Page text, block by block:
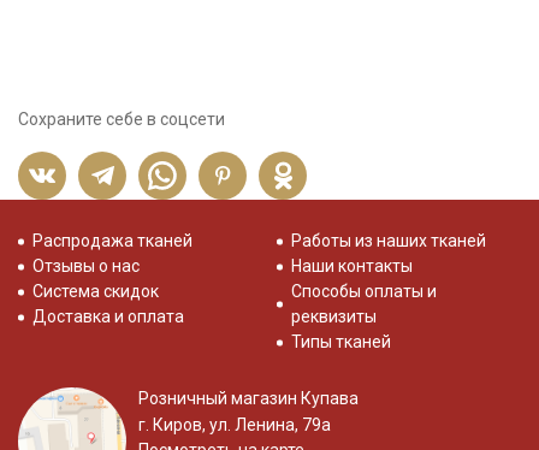
Сохраните себе в соцсети
Распродажа тканей
Отзывы о нас
Система скидок
Доставка и оплата
Работы из наших тканей
Наши контакты
Способы оплаты и
реквизиты
Типы тканей
Розничный магазин Купава
г. Киров, ул. Ленина, 79а